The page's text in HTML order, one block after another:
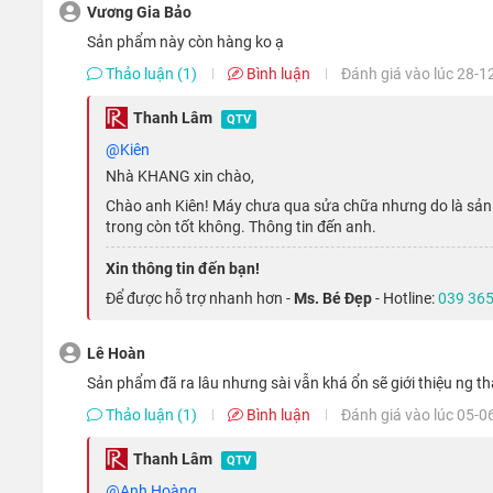
Bên cạnh đó, Apple còn tích hợp thêm công nghệ HDR
kể. Việc sở hữu màn hình lớn đem đến cho bạn khá
sẽ khó khăn hơn trong việc di chuyển.
Một trong những bộ vi xử lý tốt nhất giành cho phablet
Apple iPhone 6+ được trang bị chip A8 mới nhất của
Bộ xử lý A8 và Cyclone đảm bảo hiệu năng cao cho thiết
phẩm của Apple.
Vương Gia Bảo
Sản phẩm này còn hàng ko ạ
Thảo luận (1)
Bình luận Đánh giá vào lúc 28-
Thanh Lâm QTV
@Kiên
Nhà KHANG xin chào,
Chào anh Kiên! Máy chưa qua sửa chữa nhưng do là
trong còn tốt không. Thông tin đến anh.
Xin thông tin đến bạn!
Để được hỗ trợ nhanh hơn - Ms. Bé Đẹp- Hotline:039
Lê Hoàn
sản phẩm đã ra lâu nhưng sài vẫn khá ổn sẽ giới thiệu ng
Thảo luận (1)
Bình luận Đánh giá vào lúc 05-
Thanh Lâm QTV